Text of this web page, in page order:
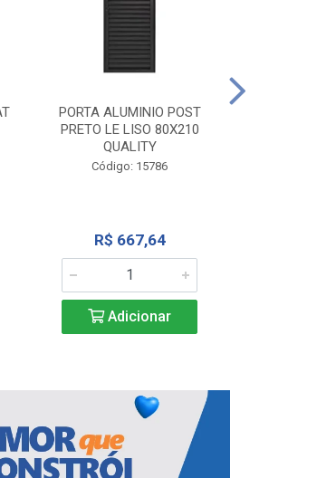
PORTA ALUMINIO POST
PRETO LE LISO 80X210
QUALITY
Código: 15786
R$ 667,64
Adicionar